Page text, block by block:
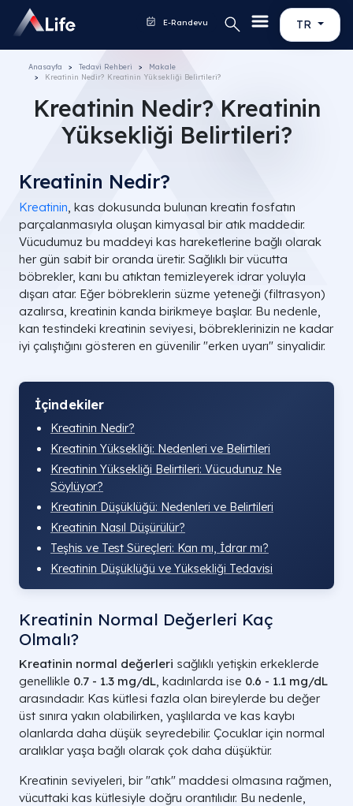
TR
E-Randevu
Anasayfa Tedavi Rehberi
Makale
Kreatinin Nedir? Kreatinin Yüksekliği Belirtileri?
Kreatinin Nedir? Kreatinin
Yüksekliği Belirtileri?
Kreatinin Nedir?
Kreatinin, kas dokusunda bulunan kreatin fosfatın
parçalanmasıyla oluşan kimyasal bir atık maddedir.
Vücudumuz bu maddeyi kas hareketlerine bağlı olarak
her gün sabit bir oranda üretir. Sağlıklı bir vücutta
böbrekler, kanı bu atıktan temizleyerek idrar yoluyla
dışarı atar. Eğer böbreklerin süzme yeteneği (filtrasyon)
azalırsa, kreatinin kanda birikmeye başlar. Bu nedenle,
kan testindeki kreatinin seviyesi, böbreklerinizin ne kadar
iyi çalıştığını gösteren en güvenilir "erken uyarı" sinyalidir.
İçindekiler
Kreatinin Nedir?
Kreatinin Yüksekliği: Nedenleri ve Belirtileri
Kreatinin Yüksekliği Belirtileri: Vücudunuz Ne
Söylüyor?
Kreatinin Düşüklüğü: Nedenleri ve Belirtileri
Kreatinin Nasıl Düşürülür?
Teşhis ve Test Süreçleri: Kan mı, İdrar mı?
Kreatinin Düşüklüğü ve Yüksekliği Tedavisi
Kreatinin Normal Değerleri Kaç
Olmalı?
Kreatinin normal değerleri sağlıklı yetişkin erkeklerde
genellikle 0.7 - 1.3 mg/dL, kadınlarda ise 0.6 - 1.1 mg/dL
arasındadır. Kas kütlesi fazla olan bireylerde bu değer
üst sınıra yakın olabilirken, yaşlılarda ve kas kaybı
olanlarda daha düşük seyredebilir. Çocuklar için normal
aralıklar yaşa bağlı olarak çok daha düşüktür.
Kreatinin seviyeleri, bir "atık" maddesi olmasına rağmen,
vücuttaki kas kütlesiyle doğru orantılıdır. Bu nedenle,